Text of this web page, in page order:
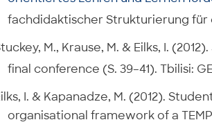
fachdidaktischer Strukturierung für
M., Krause, M. & Eilks, I.
final conference (S. 39–41). Tbilisi:
I. & Kapanadze, M. (2012).
organisational framework of a